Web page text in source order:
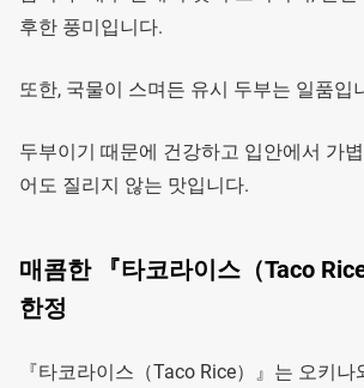
후한 풍미입니다.
또한, 국물이 스며든 유시 두부는 일품입
두부이기 때문에 건강하고 입안에서 가
어도 질리지 않는 맛입니다.
매콤한 『타코라이스（Taco
한정
『타코라이스（Taco Rice）』는 오키